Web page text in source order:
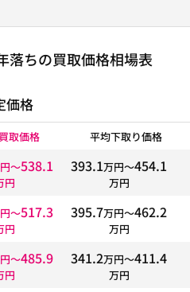
落ちの買取価格相場表
価格
取価格 平均下取り価格
〜538.1
円
393.1万円〜454.1
万円
〜517.3
円
395.7万円〜462.2
万円
〜485.9
円
341.2万円〜411.4
万円